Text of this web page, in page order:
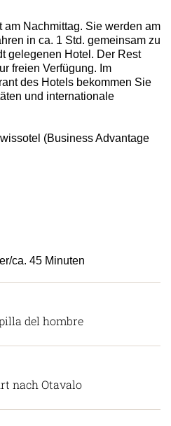
am Nachmittag. Sie werden am
in ca. 1 Std. gemeinsam zu
gelegenen Hotel. Der Rest
freien Verfügung. Im
des Hotels bekommen Sie
und internationale
(Business Advantage
ca. 45 Minuten
del hombre
nach Otavalo